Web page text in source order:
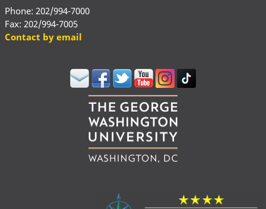
Phone: 202/994-7000
Fax: 202/994-7005
Contact by email